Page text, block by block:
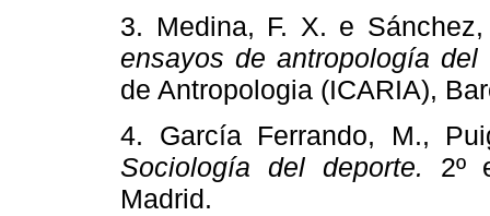
3. Medina, F. X. e
ensayos de antropología
de Antropologia (ICARIA),
4. García Ferrando, M.,
Sociología del deporte. 2º
Madrid.